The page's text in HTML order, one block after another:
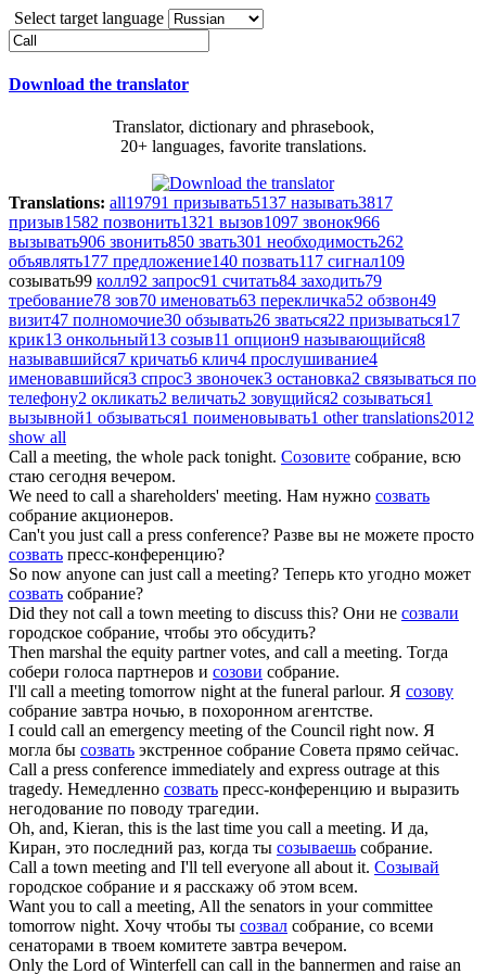
Select target language
Download the translator
Translator, dictionary and phrasebook,
20+ languages, favorite translations.
Translations: all19791 призывать5137 называть3817
призыв1582 позвонить1321 вызов1097 звонок966
вызывать906 звонить850 звать301 необходимость262
объявлять177 предложение140 позвать117 сигнал109
созывать99 колл92 запрос91 считать84 заходить79
требование78 зов70 именовать63 перекличка52 обзвон49
визит47 полномочие30 обзывать26 зваться22 призываться17
крик13 онкольный13 созыв11 опцион9 называющийся8
называвшийся7 кричать6 клич4 прослушивание4
именовавшийся3 спрос3 звоночек3 остановка2 связываться по
телефону2 окликать2 величать2 зовущийся2 созываться1
вызывной1 обзываться1 поименовывать1 other translations2012
show all
Call a meeting, the whole pack tonight. Созовите собрание, всю
стаю сегодня вечером.
We need to call a shareholders' meeting. Нам нужно созвать
собрание акционеров.
Can't you justcall a press conference? Разве вы не можете просто
созвать пресс-конференцию?
So now anyone can justcall a meeting? Теперь кто угодно может
созвать собрание?
Did they notcall a town meeting to discuss this? Они не созвали
городское собрание, чтобы это обсудить?
Then marshal the equity partner votes, and call a meeting. Тогда
собери голоса партнеров и созови собрание.
I'll call a meeting tomorrow night at the funeral parlour. Я созову
собрание завтра ночью, в похоронном агентстве.
I could call an emergency meeting of the Council right now. Я
могла бы созвать экстренное собрание Совета прямо сейчас.
Call a press conference immediately and express outrage at this
tragedy. Немедленно созвать пресс-конференцию и выразить
негодование по поводу трагедии.
Oh, and, Kieran, this is the last time you call a meeting. И да,
Киран, это последний раз, когда ты созываешь собрание.
Call a town meeting and I'll tell everyone all about it. Созывай
городское собрание и я расскажу об этом всем.
Want you to call a meeting, All the senators in your committee
tomorrow night. Хочу чтобы ты созвал собрание, со всеми
сенаторами в твоем комитете завтра вечером.
Only the Lord of Winterfell can call in the bannermen and raise an